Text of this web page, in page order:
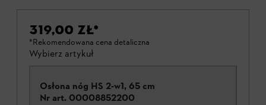
319,00 ZŁ*
*Rekomendowana cena detaliczna
Wybierz artykuł
Osłona nóg HS 2-w1, 65 cm
Nr art. 00008852200